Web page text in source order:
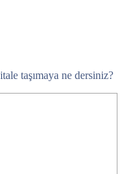
taşımaya ne dersiniz?